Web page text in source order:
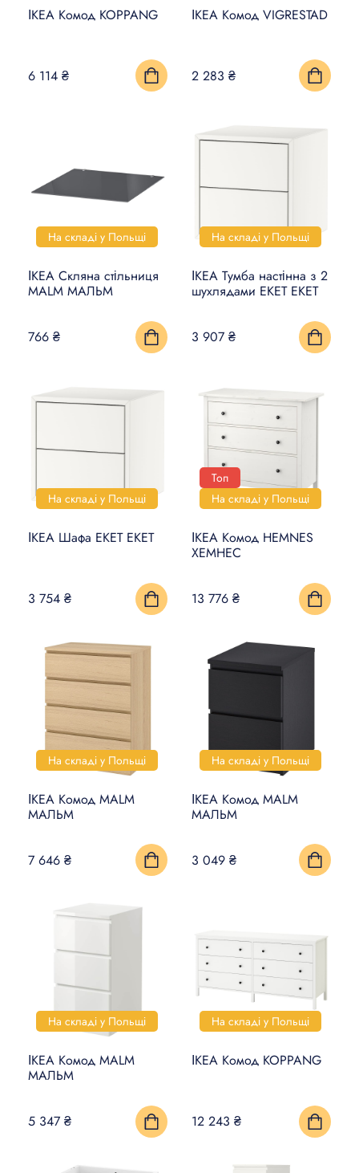
ІКЕА Комод KOPPANG
6 114 ₴
ІКЕА Комод VIGRESTAD
2 283 ₴
На складі у Польщі
ІКЕА Скляна стільниця
MALM МАЛЬМ
766 ₴
На складі у Польщі
ІКЕА Тумба настінна з 2
шухлядами EKET ЕКЕТ
3 907 ₴
На складі у Польщі
ІКЕА Шафа EKET ЕКЕТ
3 754 ₴
Топ
На складі у Польщі
ІКЕА Комод HEMNES
ХЕМНЕС
13 776 ₴
На складі у Польщі
ІКЕА Комод MALM
МАЛЬМ
7 646 ₴
На складі у Польщі
ІКЕА Комод MALM
МАЛЬМ
3 049 ₴
На складі у Польщі
ІКЕА Комод MALM
МАЛЬМ
5 347 ₴
На складі у Польщі
ІКЕА Комод KOPPANG
12 243 ₴